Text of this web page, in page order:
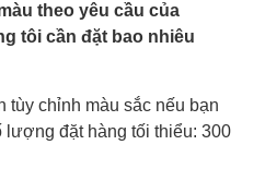
theo yêu cầu của
tôi cần đặt bao nhiêu
tùy chỉnh màu sắc nếu bạn
lượng đặt hàng tối thiểu: 300